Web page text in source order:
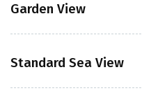
Garden View
Standard Sea View